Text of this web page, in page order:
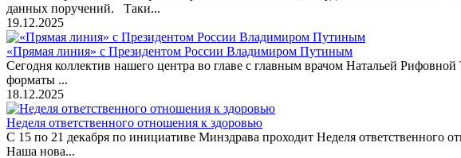
данных поручений. Таки...
19.12.2025
«Прямая линия» с Президентом России Владимиром Путиным
Сегодня коллектив нашего центра во главе с главным врачом Натальей
форматы ...
18.12.2025
Неделя ответственного отношения к здоровью
С 15 по 21 декабря по инициативе Минздрава проходит Неделя ответственного
Наша нова...